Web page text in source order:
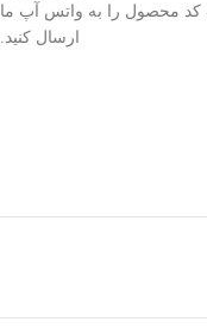
محصول را به واتس آپ ما
ارسال کنید.